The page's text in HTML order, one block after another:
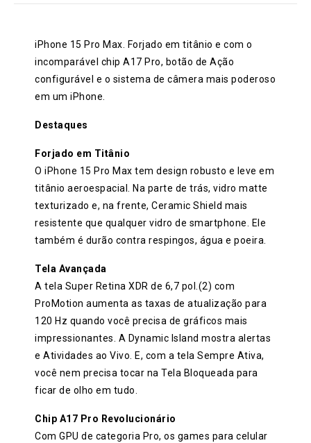
iPhone 15 Pro Max. Forjado em titânio e com o
incomparável chip A17 Pro, botão de Ação
configurável e o sistema de câmera mais poderoso
em um iPhone.
Destaques
Forjado em Titânio
O iPhone 15 Pro Max tem design robusto e leve em
titânio aeroespacial. Na parte de trás, vidro matte
texturizado e, na frente, Ceramic Shield mais
resistente que qualquer vidro de smartphone. Ele
também é durão contra respingos, água e poeira.
Tela Avançada
A tela Super Retina XDR de 6,7 pol.(2) com
ProMotion aumenta as taxas de atualização para
120 Hz quando você precisa de gráficos mais
impressionantes. A Dynamic Island mostra alertas
e Atividades ao Vivo. E, com a tela Sempre Ativa,
você nem precisa tocar na Tela Bloqueada para
ficar de olho em tudo.
Chip A17 Pro Revolucionário
Com GPU de categoria Pro, os games para celular